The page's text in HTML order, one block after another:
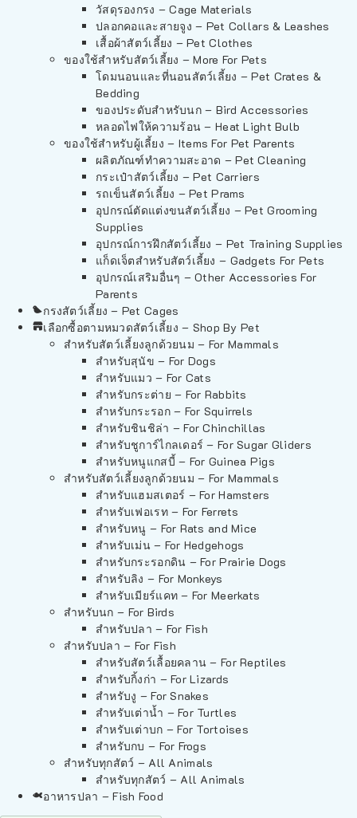
วัสดุรองกรง – Cage Materials
ปลอกคอและสายจูง – Pet Collars & Leashes
เสื้อผ้าสัตว์เลี้ยง – Pet Clothes
ของใช้สำหรับสัตว์เลี้ยง – More For Pets
โดมนอนและที่นอนสัตว์เลี้ยง – Pet Crates &
Bedding
ของประดับสำหรับนก – Bird Accessories
หลอดไฟให้ความร้อน – Heat Light Bulb
ของใช้สำหรับผู้เลี้ยง – Items For Pet Parents
ผลิตภัณฑ์ทำความสะอาด – Pet Cleaning
กระเป๋าสัตว์เลี้ยง – Pet Carriers
รถเข็นสัตว์เลี้ยง – Pet Prams
อุปกรณ์ตัดแต่งขนสัตว์เลี้ยง – Pet Grooming
Supplies
อุปกรณ์การฝึกสัตว์เลี้ยง – Pet Training Supplies
แก็ดเจ็ตสำหรับสัตว์เลี้ยง – Gadgets For Pets
อุปกรณ์เสริมอื่นๆ – Other Accessories For
Parents
กรงสัตว์เลี้ยง – Pet Cages
เลือกซื้อตามหมวดสัตว์เลี้ยง – Shop By Pet
สำหรับสัตว์เลี้ยงลูกด้วยนม – For Mammals
สำหรับสุนัข – For Dogs
สำหรับแมว – For Cats
สำหรับกระต่าย – For Rabbits
สำหรับกระรอก – For Squirrels
สำหรับชินชิล่า – For Chinchillas
สำหรับชูการ์ไกลเดอร์ – For Sugar Gliders
สำหรับหนูแกสบี้ – For Guinea Pigs
สำหรับสัตว์เลี้ยงลูกด้วยนม – For Mammals
สำหรับแฮมสเตอร์ – For Hamsters
สำหรับเฟอเรท – For Ferrets
สำหรับหนู – For Rats and Mice
สำหรับเม่น – For Hedgehogs
สำหรับกระรอกดิน – For Prairie Dogs
สำหรับลิง – For Monkeys
สำหรับเมียร์แคท – For Meerkats
สำหรับนก – For Birds
สำหรับปลา – For Fish
สำหรับปลา – For Fish
สำหรับสัตว์เลื้อยคลาน – For Reptiles
สำหรับกิ้งก่า – For Lizards
สำหรับงู – For Snakes
สำหรับเต่าน้ำ – For Turtles
สำหรับเต่าบก – For Tortoises
สำหรับกบ – For Frogs
สำหรับทุกสัตว์ – All Animals
สำหรับทุกสัตว์ – All Animals
อาหารปลา – Fish Food